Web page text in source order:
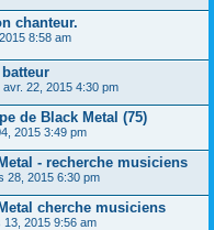
chanteur.
8:58 am
avr. 22, 2015 4:30 pm
de Black Metal (75)
2015 3:49 pm
- recherche musiciens
28, 2015 6:30 pm
cherche musiciens
13, 2015 9:56 am